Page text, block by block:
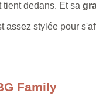
tient dedans. Et sa
assez stylée pour
Family